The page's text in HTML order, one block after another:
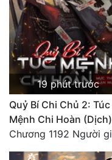
Vô Địch
Võ Hiệp
Võng Du
Xuyên Không
Xuyên Nhanh
Xuyên Sách
Xuyên Thư
19 phút trước
Quỷ Bí Chi Chủ 2: Túc
Mệnh Chi Hoàn (Dịch)